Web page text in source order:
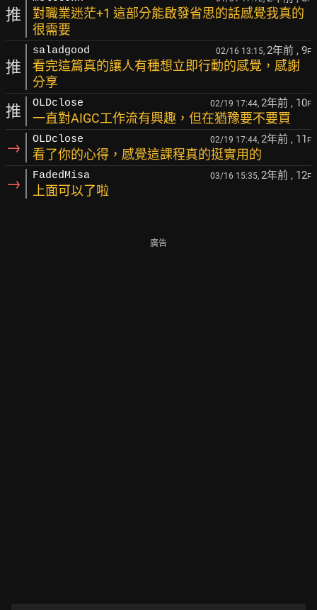
推
對職業迷茫+1 這部分能啟發省思的話感覺我真的
很需要
推
saladgood 02/16 13:15, 2年前 , 9F
看完這篇真的讓人有種想立即行動的感覺，感謝
分享
推 OLDclose 02/19 17:44, 2年前 , 10F
一直對AIGC工作流有興趣，但在猶豫要不要買
→ OLDclose 02/19 17:44, 2年前 , 11 F
看了你的心得，感覺這課程真的挺實用的
→ FadedMisa 03/16 15:35, 2年前 , 12F
上面可以了啦
廣告